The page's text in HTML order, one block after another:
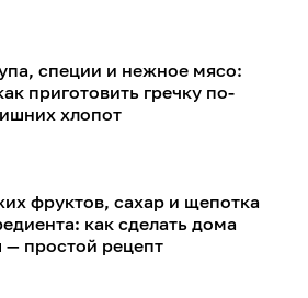
специи и нежное мясо:
приготовить гречку по-
хлопот
фруктов, сахар и щепотка
как сделать дома
— простой рецепт